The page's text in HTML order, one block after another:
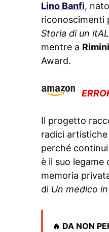
Lino Banfi, nato
riconoscimenti
Storia di un
mentre a Rimini
Award.
Il progetto
radici artistiche
perché
è il suo legame
memoria
di Un medico
🔥 DA NON